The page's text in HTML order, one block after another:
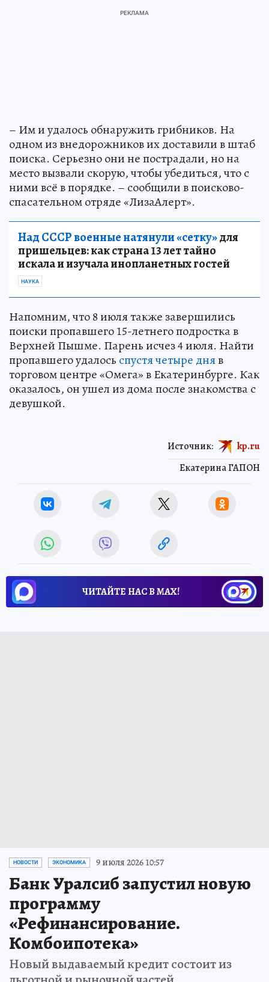
– Им и удалось обнаружить грибников. На
одном из внедорожников их доставили в штаб
поиска. Серьезно они не пострадали, но на
место вызвали скорую, чтобы убедиться, что с
ними всё в порядке. – сообщили в поисково-
спасательном отряде «ЛизаАлерт».
Над СССР военные натянули «сетку»для
пришельцев: как страна 13 лет тайно
искала и изучала инопланетных гостей
НАУКА
Напомним, что 8 июля также завершились
поиски пропавшего 15-летнего подростка в
Верхней Пышме. Парень исчез 4 июля. Найти
пропавшего удалось спустя четыре дняв
торговом центре «Омега» в Екатеринбурге. Как
оказалось, он ушел из дома после знакомства с
девушкой.
Екатерина ГАПОН
Источник: kp.ru
ЧИТАЙТЕ НАС В МАХ!
НОВОСТИ ЭКОНОМИКА 9 июля 2026 10:57
Банк Уралсиб запустил новую
программу
«Рефинансирование.
Комбоипотека»
Новый выдаваемый кредит состоит из